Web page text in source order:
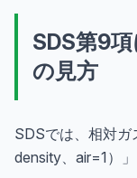
SDS第9
の見方
SDSでは、相対
density、air=1）